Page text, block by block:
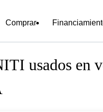
Comprar
usados en